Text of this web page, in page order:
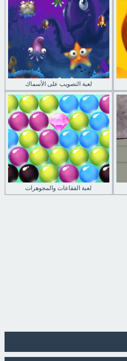
لعبة التصويب على الأسماك
لعبة الفقاعات والمجوهرات